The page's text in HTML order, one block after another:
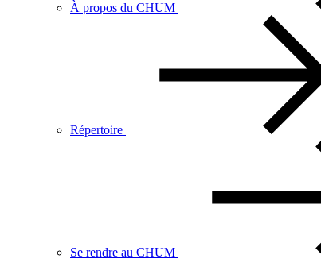
À propos du CHUM
Répertoire
Se rendre au CHUM